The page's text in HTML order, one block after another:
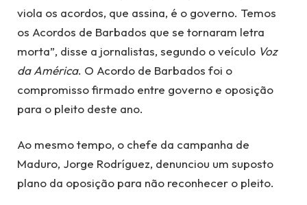
viola os acordos, que assina, é o governo. Temos
os Acordos de Barbados que se tornaram letra
morta”, disse a jornalistas, segundo o veículo Voz
da América. O Acordo de Barbados foi o
compromisso firmado entre governo e oposição
para o pleito deste ano.
Ao mesmo tempo, o chefe da campanha de
Maduro, Jorge Rodríguez, denunciou um suposto
plano da oposição para não reconhecer o pleito.